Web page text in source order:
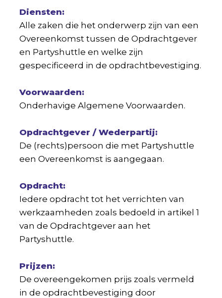
Diensten:
Alle zaken die het onderwerp zijn van een
Overeenkomst tussen de Opdrachtgever
en Partyshuttle en welke zijn
gespecificeerd in de opdrachtbevestiging.
Voorwaarden:
Onderhavige Algemene Voorwaarden.
Opdrachtgever / Wederpartij:
De (rechts)persoon die met Partyshuttle
een Overeenkomst is aangegaan.
Opdracht:
Iedere opdracht tot het verrichten van
werkzaamheden zoals bedoeld in artikel 1
van de Opdrachtgever aan het
Partyshuttle.
Prijzen:
De overeengekomen prijs zoals vermeld
in de opdrachtbevestiging door